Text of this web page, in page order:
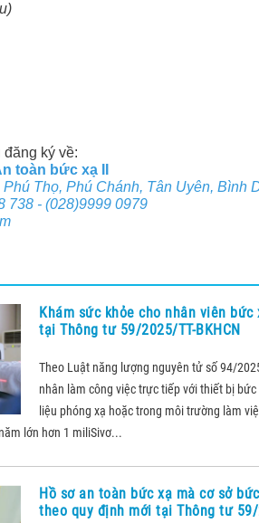
ký về:
toàn bức xạ II
Thọ, Phú Chánh, Tân Uyên, Bình
738 - (028)9999 0979
Khám sức khỏe cho nhân viên
tại Thông tư 59/2025/TT-BKHCN
Theo Luật năng lượng nguyên tử số 94/
nhân làm công việc trực tiếp với thiết bị
liệu phóng xạ hoặc trong môi trường làm
lớn hơn 1 miliSivơ...
Hồ sơ an toàn bức xạ mà cơ sở
theo quy định mới tại Thông tư 59/